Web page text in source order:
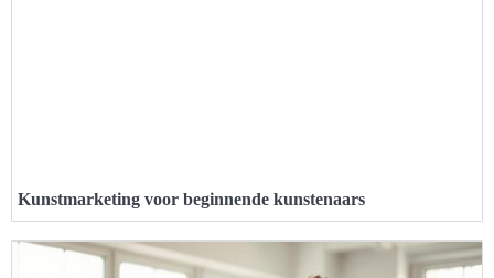
Kunstmarketing voor beginnende kunstenaars